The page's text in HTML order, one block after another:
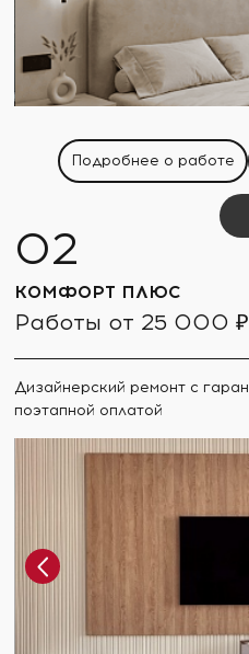
Подробнее о работе
КОМФОРТ ПЛЮС
Работы от 25 000
Дизайнерский ремонт с
поэтапной оплатой